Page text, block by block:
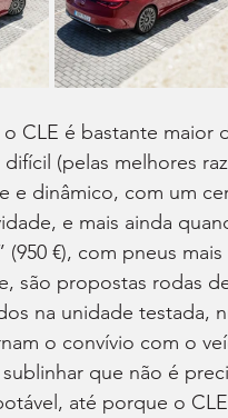
CLE é bastante
(pelas melhores
e dinâmico, com um
e mais ainda
(950 €), com pneus
são propostas rodas
na unidade testada,
o convívio com o
que não é
até porque o